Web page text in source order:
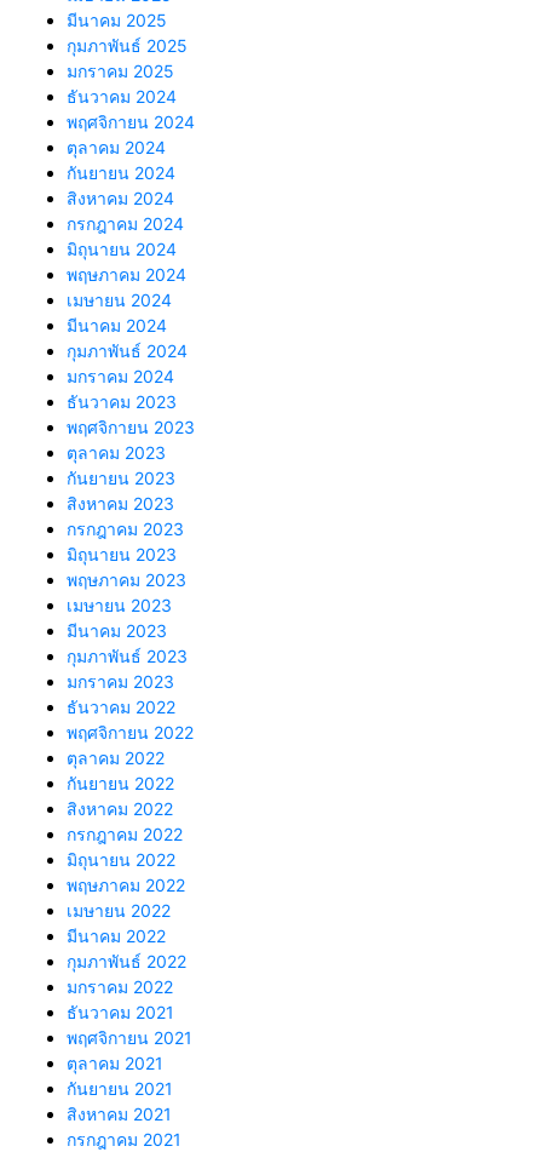
มีนาคม 2025
กุมภาพันธ์ 2025
มกราคม 2025
ธันวาคม 2024
พฤศจิกายน 2024
ตุลาคม 2024
กันยายน 2024
สิงหาคม 2024
กรกฎาคม 2024
มิถุนายน 2024
พฤษภาคม 2024
เมษายน 2024
มีนาคม 2024
กุมภาพันธ์ 2024
มกราคม 2024
ธันวาคม 2023
พฤศจิกายน 2023
ตุลาคม 2023
กันยายน 2023
สิงหาคม 2023
กรกฎาคม 2023
มิถุนายน 2023
พฤษภาคม 2023
เมษายน 2023
มีนาคม 2023
กุมภาพันธ์ 2023
มกราคม 2023
ธันวาคม 2022
พฤศจิกายน 2022
ตุลาคม 2022
กันยายน 2022
สิงหาคม 2022
กรกฎาคม 2022
มิถุนายน 2022
พฤษภาคม 2022
เมษายน 2022
มีนาคม 2022
กุมภาพันธ์ 2022
มกราคม 2022
ธันวาคม 2021
พฤศจิกายน 2021
ตุลาคม 2021
กันยายน 2021
สิงหาคม 2021
กรกฎาคม 2021